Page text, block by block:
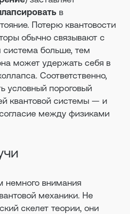
в
Потерю квантовости
обычно связывают с
больше, тем
может удержать себя в
Соответственно,
условный пороговый
квантовой системы — и
между физиками
немного внимания
механики. Не
скелет теории, они